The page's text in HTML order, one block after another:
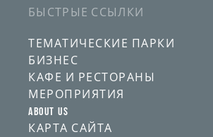
БЫСТРЫЕ ССЫЛКИ
ТЕМАТИЧЕСКИЕ ПАРКИ
БИЗНЕС
КАФЕ И РЕСТОРАНЫ
МЕРОПРИЯТИЯ
ABOUT US
КАРТА САЙТА